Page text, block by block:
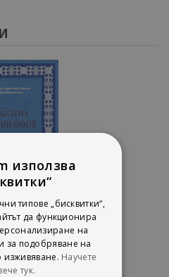
- Том 2
Хенрих Корнелий Агрипа фон Нетесхайм
използва
типове „бисквитки“,
да функционира
на
за подобряване на
изживяване. Научете
тук.